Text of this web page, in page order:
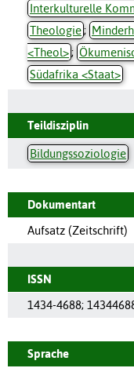
Interkulturelle
Theologie;
<Theol>;
Südafrika <Staat>
Teildisziplin
Bildungssoziologie
Dokumentart
Aufsatz (Zeitschrift)
ISSN
1434-4688;
Sprache